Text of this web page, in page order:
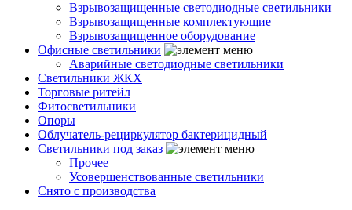
Взрывозащищенные светодиодные светильники
Взрывозащищенные комплектующие
Взрывозащищенное оборудование
Офисные светильники
Аварийные светодиодные светильники
Светильники ЖКХ
Торговые ритейл
Фитосветильники
Опоры
Облучатель-рециркулятор бактерицидный
Светильники под заказ
Прочее
Усовершенствованные светильники
Снято с производства